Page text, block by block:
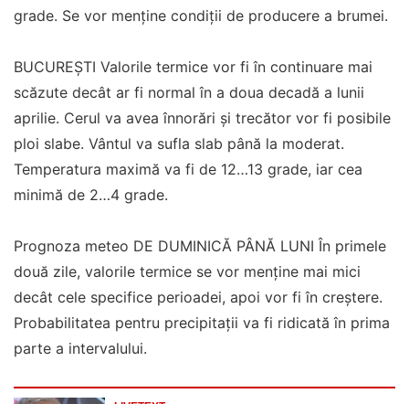
grade. Se vor menține condiții de producere a brumei.
BUCUREȘTI Valorile termice vor fi în continuare mai
scăzute decât ar fi normal în a doua decadă a lunii
aprilie. Cerul va avea înnorări și trecător vor fi posibile
ploi slabe. Vântul va sufla slab până la moderat.
Temperatura maximă va fi de 12…13 grade, iar cea
minimă de 2…4 grade.
Prognoza meteo DE DUMINICĂ PÂNĂ LUNI În primele
două zile, valorile termice se vor menține mai mici
decât cele specifice perioadei, apoi vor fi în creștere.
Probabilitatea pentru precipitații va fi ridicată în prima
parte a intervalului.